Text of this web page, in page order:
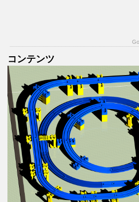
コンテンツ